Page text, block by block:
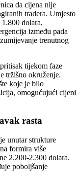
da cijena nije
tradera. Umjesto
dolara,
između pada
trenutnog
tijekom faze
tržišno okruženje.
koje je bilo
omogućujući cijeni
rasta
unutar strukture
formira više
2.200-2.300 dolara.
poboljšanje